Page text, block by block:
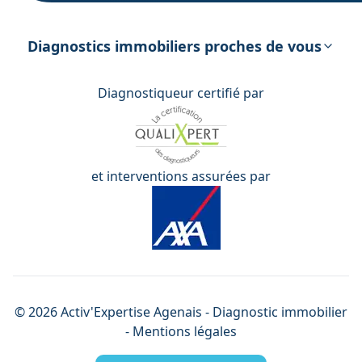
énergétique
Diagnostics immobiliers proches de vous
Diagnostiqueur certifié par
et interventions assurées par
©2026Activ'ExpertiseAgenais - Diagnostic immobilier
- Mentions légales